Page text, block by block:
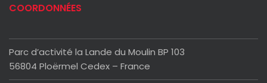
COORDONNÉES
Parc d’activité la Lande du Moulin BP 103
56804 Ploërmel Cedex – France